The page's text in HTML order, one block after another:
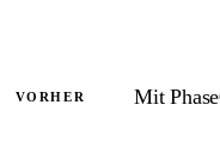
VORHER Mit